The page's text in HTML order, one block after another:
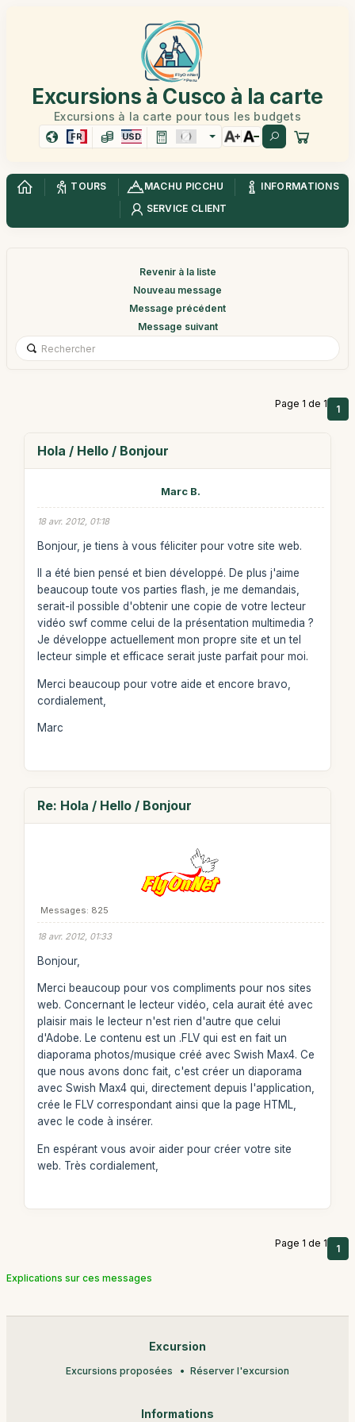
Excursions à Cusco à la carte
Excursions à la carte pour tous les budgets
FR USD
TOURS MACHU PICCHU
INFORMATIONS
SERVICE CLIENT
Revenir à la liste
Nouveau message
Message précédent
Message suivant
Page 1 de 1 1
Hola / Hello / Bonjour
Marc B.
18 avr. 2012, 01:18
Bonjour, je tiens à vous féliciter pour votre site web.
Il a été bien pensé et bien développé. De plus j'aime
beaucoup toute vos parties flash, je me demandais,
serait-il possible d'obtenir une copie de votre lecteur
vidéo swf comme celui de la présentation multimedia ?
Je développe actuellement mon propre site et un tel
lecteur simple et efficace serait juste parfait pour moi.
Merci beaucoup pour votre aide et encore bravo,
cordialement,
Marc
Re: Hola / Hello / Bonjour
Messages: 825
18 avr. 2012, 01:33
Bonjour,
Merci beaucoup pour vos compliments pour nos sites
web. Concernant le lecteur vidéo, cela aurait été avec
plaisir mais le lecteur n'est rien d'autre que celui
d'Adobe. Le contenu est un .FLV qui est en fait un
diaporama photos/musique créé avec Swish Max4. Ce
que nous avons donc fait, c'est créer un diaporama
avec Swish Max4 qui, directement depuis l'application,
crée le FLV correspondant ainsi que la page HTML,
avec le code à insérer.
En espérant vous avoir aider pour créer votre site
web. Très cordialement,
Page 1 de 1 1
Explications sur ces messages
Excursion
Excursions proposées Réserver l'excursion
Informations